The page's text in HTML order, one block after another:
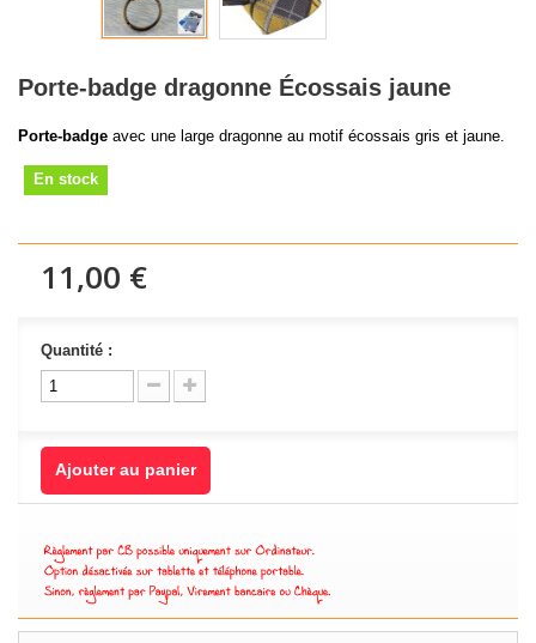
Porte-badge dragonne Écossais jaune
Porte-badge avec une large dragonne au motif écossais gris et jaune.
En stock
11,00 €
Quantité :
Ajouter au panier